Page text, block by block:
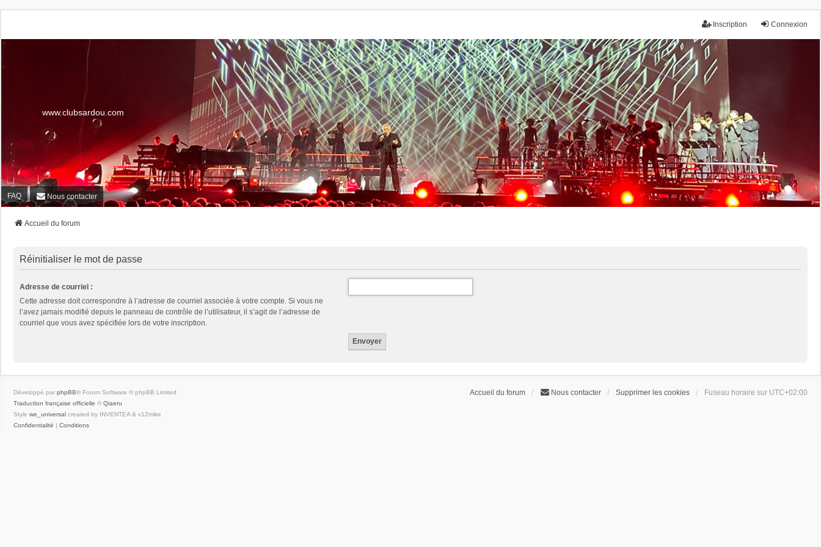
Connexion
Inscription
www.clubsardou.com
FAQ Nous contacter
Accueil du forum
Réinitialiser le mot de passe
Adresse de courriel :
Cette adresse doit correspondre à l’adresse de courriel associée à votre compte. Si vous ne
l’avez jamais modifié depuis le panneau de contrôle de l’utilisateur, il s’agit de l’adresse de
courriel que vous avez spécifiée lors de votre inscription.
Accueil du forum Nous contacter Supprimer les cookies Fuseau horaire sur UTC+02:00
Développé par phpBB® Forum Software © phpBB Limited
Traduction française officielle © Qiaeru
Style we_universal created by INVENTEA & v12mike
Confidentialité | Conditions